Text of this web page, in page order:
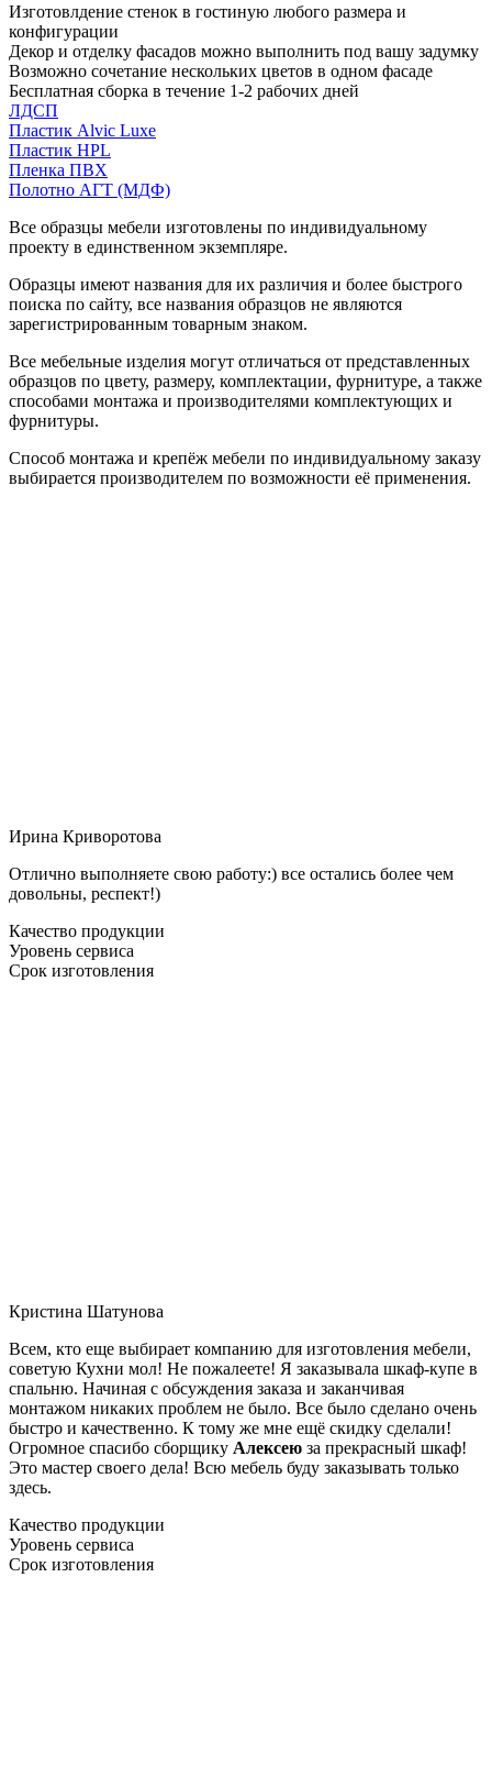
Изготовлдение стенок в гостиную любого размера и
конфигурации
Декор и отделку фасадов можно выполнить под вашу задумку
Возможно сочетание нескольких цветов в одном фасаде
Бесплатная сборка в течение 1-2 рабочих дней
ЛДСП
Пластик Alvic Luxe
Пластик HPL
Пленка ПВХ
Полотно АГТ (МДФ)
Все образцы мебели изготовлены по индивидуальному
проекту в единственном экземпляре.
Образцы имеют названия для их различия и более быстрого
поиска по сайту, все названия образцов не являются
зарегистрированным товарным знаком.
Все мебельные изделия могут отличаться от представленных
образцов по цвету, размеру, комплектации, фурнитуре, а также
способами монтажа и производителями комплектующих и
фурнитуры.
Способ монтажа и крепёж мебели по индивидуальному заказу
выбирается производителем по возможности её применения.
Ирина Криворотова
Отлично выполняете свою работу:) все остались более чем
довольны, респект!)
Качество продукции
Уровень сервиса
Срок изготовления
Кристина Шатунова
Всем, кто еще выбирает компанию для изготовления мебели,
советую Кухни мол! Не пожалеете! Я заказывала шкаф-купе в
спальню. Начиная с обсуждения заказа и заканчивая
монтажом никаких проблем не было. Все было сделано очень
быстро и качественно. К тому же мне ещё скидку сделали!
Огромное спасибо сборщику Алексею за прекрасный шкаф!
Это мастер своего дела! Всю мебель буду заказывать только
здесь.
Качество продукции
Уровень сервиса
Срок изготовления